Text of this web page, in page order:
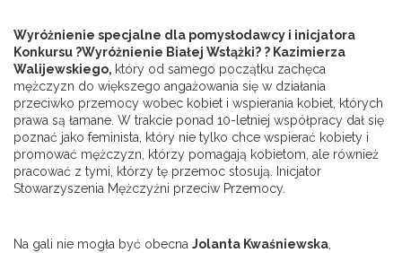
Wyróżnienie specjalne dla pomysłodawcy i inicjatora
Konkursu ?Wyróżnienie Białej Wstążki? ? Kazimierza
Walijewskiego, który od samego początku zachęca
mężczyzn do większego angażowania się w działania
przeciwko przemocy wobec kobiet i wspierania kobiet, których
prawa są łamane. W trakcie ponad 10-letniej współpracy dał się
poznać jako feminista, który nie tylko chce wspierać kobiety i
promować mężczyzn, którzy pomagają kobietom, ale również
pracować z tymi, którzy tę przemoc stosują. Inicjator
Stowarzyszenia Mężczyźni przeciw Przemocy.
Na gali nie mogła być obecna Jolanta Kwaśniewska,